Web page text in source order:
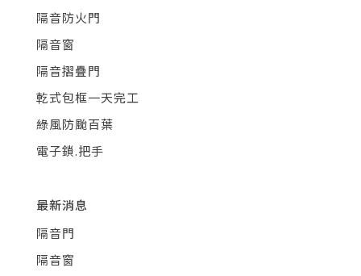
隔音防火門
隔音窗
隔音摺疊門
乾式包框一天完工
綠風防颱百葉
電子鎖.把手
最新消息
隔音門
隔音窗